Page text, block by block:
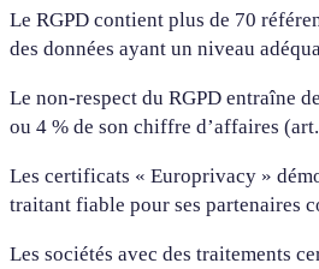
Le RGPD contient plus de 70
des données ayant un niveau
Le non-respect du RGPD entraîne
ou 4 % de son chiffre d’affaires
Les certificats « Europrivacy »
traitant fiable pour ses partenaires
Les sociétés avec des traitements